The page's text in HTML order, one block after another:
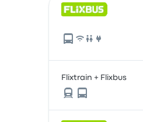
Flixtrain + Flixbus